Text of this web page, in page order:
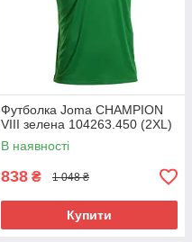
Футболка Joma CHAMPION
VIII зелена 104263.450 (2XL)
В наявності
838 ₴ 1 048 ₴
Купити